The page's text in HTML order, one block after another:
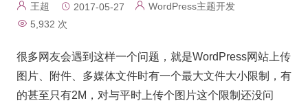
王超 2017-05-27
WordPress主题开发
5,932 次
很多网友会遇到这样一个问题，就是WordPress网站上传
图片、附件、多媒体文件时有一个最大文件大小限制，有
的甚至只有2M，对与平时上传个图片这个限制还没问